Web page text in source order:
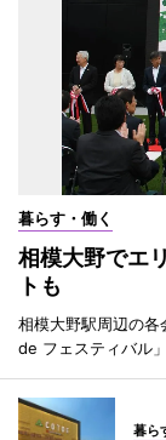
暮らす・働く
相模大野でエ
トも
相模大野駅周辺の各
de フェスティバル
暮ら